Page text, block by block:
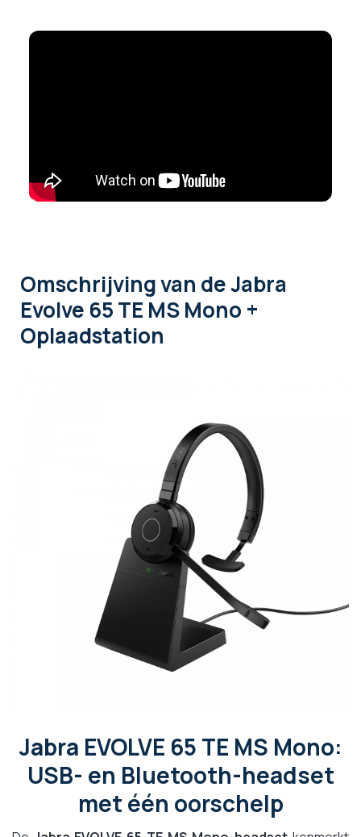
Omschrijvingvan de Jabra
Evolve 65 TE MS Mono +
Oplaadstation
Jabra EVOLVE 65 TE MS Mono:
USB- en Bluetooth-headset
met één oorschelp